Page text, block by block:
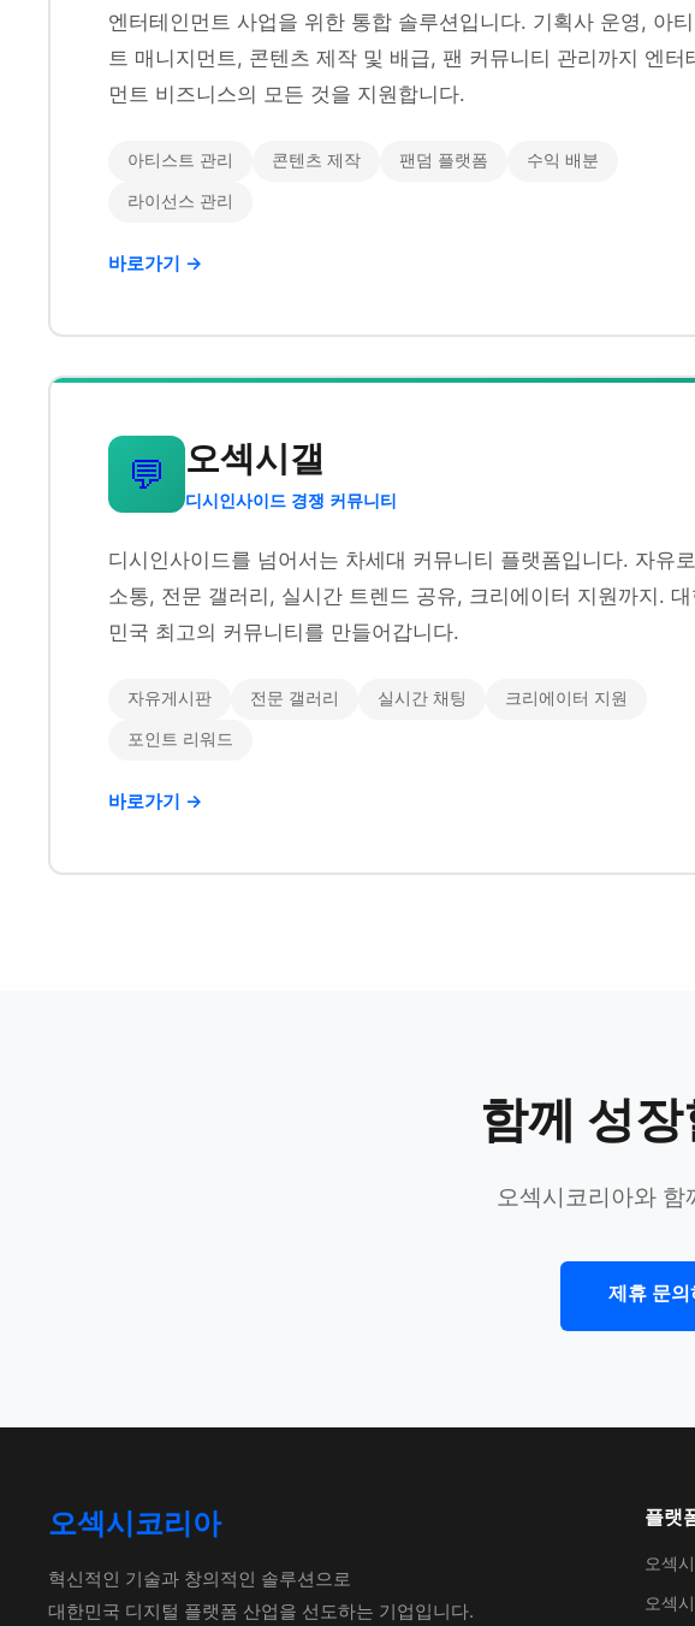
엔터테인먼트 사업을 위한 통합 솔루션입니다. 기획사 운영, 아
트 매니지먼트, 콘텐츠 제작 및 배급, 팬 커뮤니티 관리까지 엔터
먼트 비즈니스의 모든 것을 지원합니다.
아티스트 관리 콘텐츠 제작 팬덤 플랫폼 수익 배분
라이선스 관리
바로가기 →
💬 오섹시갤
디시인사이드 경쟁 커뮤니티
디시인사이드를 넘어서는 차세대 커뮤니티 플랫폼입니다. 자유
소통, 전문 갤러리, 실시간 트렌드 공유, 크리에이터 지원까지.
민국 최고의 커뮤니티를 만들어갑니다.
자유게시판 전문 갤러리 실시간 채팅 크리에이터 지원
포인트 리워드
바로가기 →
함께 성
오섹시코리아와 함
제휴 문의
오섹시코리아
혁신적인 기술과 창의적인 솔루션으로
대한민국 디지털 플랫폼 산업을 선도하는 기업입니다.
플랫
오섹
오섹